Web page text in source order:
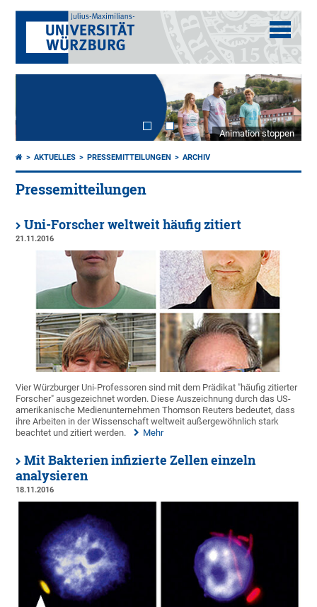
Animation stoppen
AKTUELLES PRESSEMITTEILUNGEN ARCHIV
Pressemitteilungen
Uni-Forscher weltweit häufig zitiert
21.11.2016
Vier Würzburger Uni-Professoren sind mit dem Prädikat "häufig zitierter
Forscher" ausgezeichnet worden. Diese Auszeichnung durch das US-
amerikanische Medienunternehmen Thomson Reuters bedeutet, dass
ihre Arbeiten in der Wissenschaft weltweit außergewöhnlich stark
beachtet und zitiert werden.
Mehr
Mit Bakterien infizierte Zellen einzeln
analysieren
18.11.2016